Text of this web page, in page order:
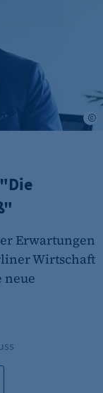
Erwartungen
Wirtschaft
neue